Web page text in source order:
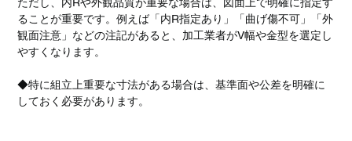
ることが重要です。例えば「内R指定あり」「曲げ傷不可」「外
観面注意」などの注記があると、加工業者がV幅や金型を選定し
やすくなります。
◆特に組立上重要な寸法がある場合は、基準面や公差を明確に
しておく必要があります。